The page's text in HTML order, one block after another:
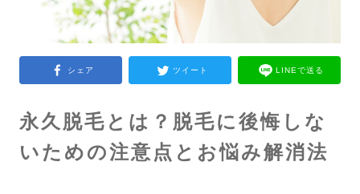
シェア ツイート LINEで送る
永久脱毛とは？脱毛に後悔しな
いための注意点とお悩み解消法